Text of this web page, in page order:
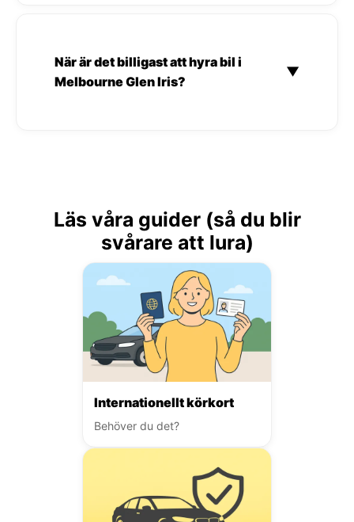
När är det billigast att hyra bil i
Melbourne Glen Iris?
▼
Läs våra guider (så du blir
svårare att lura)
Internationellt körkort
Behöver du det?